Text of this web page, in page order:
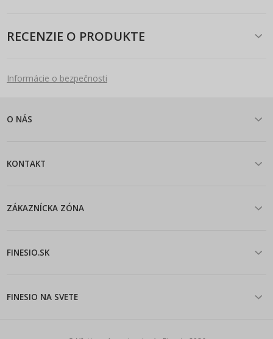
RECENZIE O PRODUKTE
Informácie o bezpečnosti
O NÁS
KONTAKT
ZÁKAZNÍCKA ZÓNA
FINESIO.SK
FINESIO NA SVETE